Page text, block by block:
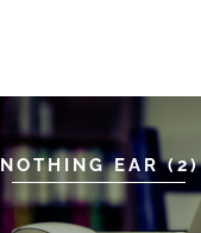
NOTHING EAR (2)